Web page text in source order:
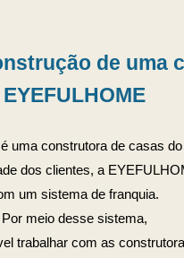
de uma
EYEFULHOME
uma construtora de casas
dos clientes, a
um sistema de franquia.
Por meio desse sistema,
trabalhar com as